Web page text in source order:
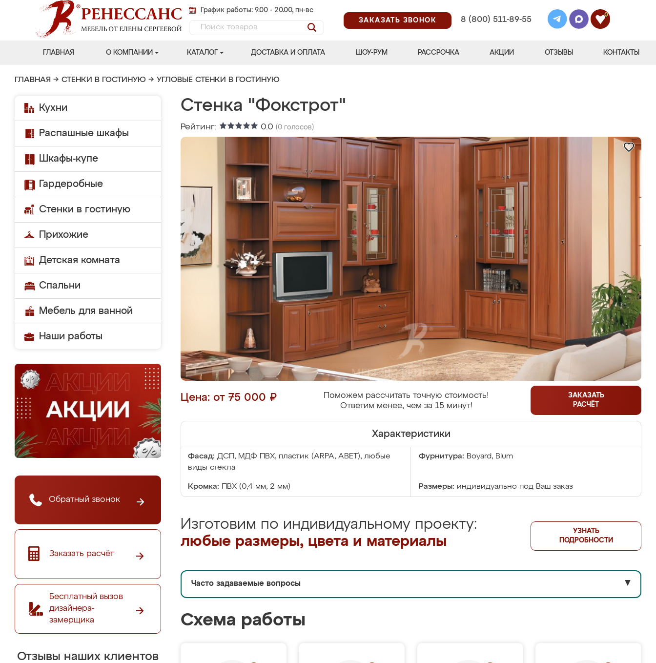
График работы: 9.00 - 20.00, пн-вс
ЗАКАЗАТЬ ЗВОНОК
8 (800) 511-89-55
0
ГЛАВНАЯ О КОМПАНИИ КАТАЛОГ ДОСТАВКА И ОПЛАТА ШОУ-РУМ РАССРОЧКА АКЦИИ ОТЗЫВЫ КОНТАКТЫ
ГЛАВНАЯ → СТЕНКИ В ГОСТИНУЮ → УГЛОВЫЕ СТЕНКИ В ГОСТИНУЮ
Кухни
Распашные шкафы
Шкафы-купе
Гардеробные
Стенки в гостиную
Прихожие
Детская комната
Спальни
Мебель для ванной
Наши работы
Обратный звонок
Заказать расчёт
Бесплатный вызов
дизайнера-
замерщика
Отзывы наших клиентов
Стенка "Фокстрот"
Рейтинг: 0.0 (0 голосов)
Цена: от 75 000 ₽
Поможем рассчитать точную стоимость!
Ответим менее, чем за 15 минут!
ЗАКАЗАТЬ
РАСЧЁТ
Характеристики
Фасад: ДСП, МДФ ПВХ, пластик (ARPA, ABET), любые
виды стекла
Фурнитура: Boyard, Blum
Кромка: ПВХ (0,4 мм, 2 мм) Размеры: индивидуально под Ваш заказ
Изготовим по индивидуальному проекту:
любые размеры, цвета и материалы
УЗНАТЬ
ПОДРОБНОСТИ
Часто задаваемые вопросы ▼
Схема работы